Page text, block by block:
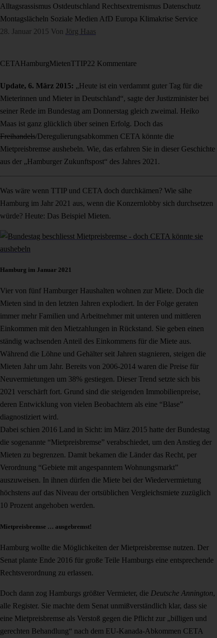
Alltagsrassismus Ostdeutschland Rechtsextremismus Datenschutz
Montagslächeln Soziale Medien AfD Europa Klimakrise Service
28. Januar 2015 Von Jörg Haas
CETAHamburgMietenTTIP22 Kommentare
Update, 6. März 2015: „Heute ist ein verdammt guter Tag für die
Mieterinnen und Mieter in Deutschland“, sagte der Justizminister bei
seiner Rede im Bundestag am Donnerstag gleich zweimal. Heiko
Maas ist ganz glücklich über seinen Erfolg. Doch das
Freihandels/Deregulierungsabkommen CETA könnte die
Mietpreisbremse aushebeln. Wie, das erfahren Sie in dieser Geschichte
aus der „Hamburger Zukunftspost“ des Jahres 2021.
Was wäre wenn TTIP und CETA doch durchkämen? Wie sähe
Hamburg im Jahr 2021 aus, wenn die Konzernlobby sich durchsetzen
würde? Heute: Das Beispiel Mieten.
Hamburg im Januar 2021
Vier von fünf Hamburger Haushalten wohnen zur Miete. Doch die
Mieten sind in den letzten Jahren explodiert. In der Folge geraten
immer mehr Familien und Arbeitnehmer mit unteren und mittleren
Einkommen mit den Mietzahlungen in Rückstand. Sie geben einen
ständig wachsenden Anteil des Einkommens für die Miete aus.
Während die Löhne und Gehälter seit Jahren stagnieren, steigen die
Mieten Jahr um Jahr. Bereits von 2006-2014 waren die Preise für
Neuvermietungen um 38% gestiegen. Dieser Trend setzte sich bis
2021 verschärft fort. Grund sind die steigenden Immobilienpreise,
deren Entwicklung von vielen Beobachtern als eine “Blase”
diagnostiziert wird.
Dabei schien 2016 Land in Sicht: im März 2015 hatte der Bundestag
die sogenannte “Mietpreisbremse” verabschiedet, um den Anstieg der
Mieten zu begrenzen. Damit bekamen die Länder das Recht, per
Verordnung “Gebiete mit angespanntem Wohnungsmarkt”
auszuweisen. In ihnen dürfen die Miete bei der Wiedervermietung
höchstens auf das Niveau der ortsüblichen Vergleichsmiete zuzüglich
10 Prozent angehoben werden.
Mietpreisbremse … ausgebremst!
Hamburg wollte die Möglichkeiten der Mietpreisbremse nutzen. Der
Senat plante Ende 2016 für große Teile Hamburgs eine entsprechende
Rechtsverordnung zu erlassen.
Doch dann zog Hamburgs größter Vermieter, die Deutsche Annington,
alle Register. Sie machte dem Senat unmißverständlich klar, dass sie
eine Mietpreisbremse als Verstoß gegen die Pflicht zur „billigen und
gerechten Behandlung“ nach dem EU-Kanada-Abkommen CETA